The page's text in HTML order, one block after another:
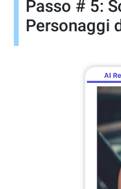
Passo # 5:
Personaggi